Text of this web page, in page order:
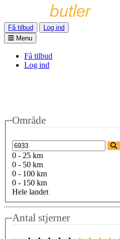
Få tilbud
Log ind
Menu
Få tilbud
Log ind
Område
0 - 25 km
0 - 50 km
0 - 100 km
0 - 150 km
Hele landet
Antal stjerner